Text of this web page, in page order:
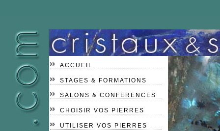
ACCUEIL
STAGES & FORMATIONS
SALONS & CONFERENCES
CHOISIR VOS PIERRES
UTILISER VOS PIERRES